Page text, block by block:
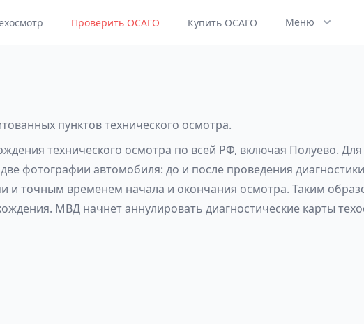
Проверить ОСАГО Купить ОСАГО Меню
пунктов технического осмотра.
технического осмотра по всей РФ, включая Полуево.
фотографии автомобиля: до и после проведения
и точным временем начала и окончания осмотра. Таким
МВД начнет аннулировать диагностические карты